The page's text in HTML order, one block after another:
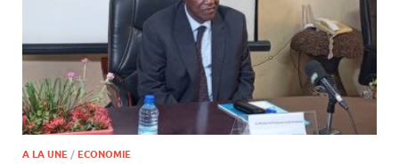
A LA UNE / ECONOMIE